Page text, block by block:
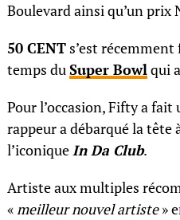
Boulevard ainsi qu’un prix
50 CENT s’est
temps duSuper Bowlqui
Pour l’occasion, Fifty a
rappeur a débarqué la tête
l’iconiqueIn Da Club.
Artiste aux multiples
«meilleur nouvel artiste»